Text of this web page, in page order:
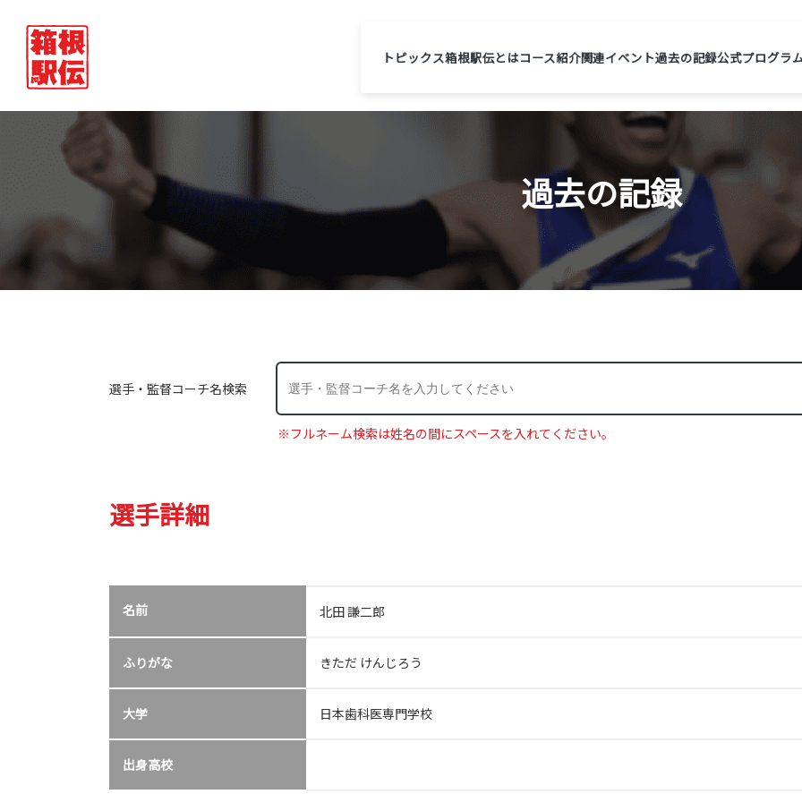
トピックス箱根駅伝とはコース紹介関連イベント過去の記録公式プログラ
過去の記録
選手・監督コーチ名検索
※フルネーム検索は姓名の間にスペースを入れてください。
選手詳細
名前 北田 謙二郎
ふりがな きただ けんじろう
大学 日本歯科医専門学校
出身高校